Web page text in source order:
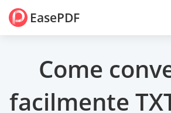
EasePDF
Come
facilmente